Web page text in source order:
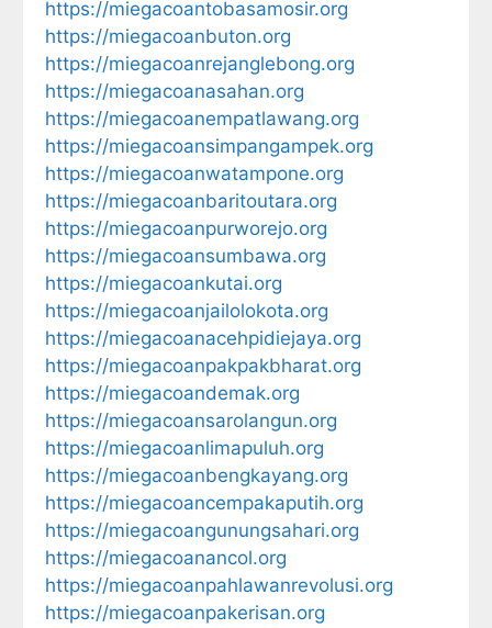
https://miegacoantobasamosir.org
https://miegacoanbuton.org
https://miegacoanrejanglebong.org
https://miegacoanasahan.org
https://miegacoanempatlawang.org
https://miegacoansimpangampek.org
https://miegacoanwatampone.org
https://miegacoanbaritoutara.org
https://miegacoanpurworejo.org
https://miegacoansumbawa.org
https://miegacoankutai.org
https://miegacoanjailolokota.org
https://miegacoanacehpidiejaya.org
https://miegacoanpakpakbharat.org
https://miegacoandemak.org
https://miegacoansarolangun.org
https://miegacoanlimapuluh.org
https://miegacoanbengkayang.org
https://miegacoancempakaputih.org
https://miegacoangunungsahari.org
https://miegacoanancol.org
https://miegacoanpahlawanrevolusi.org
https://miegacoanpakerisan.org